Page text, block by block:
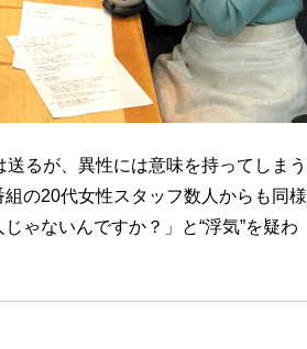
るが、異性には意味を持ってしまう
の20代女性スタッフ数人からも同様
ゃないんですか？」と“浮気”を疑わ